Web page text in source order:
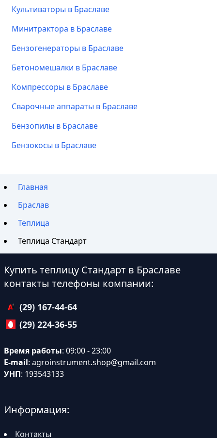
Культиваторы в Браславе
Минитрактора в Браславе
Бензогенераторы в Браславе
Бетономешалки в Браславе
Компрессоры в Браславе
Сварочные аппараты в Браславе
Бензопилы в Браславе
Бензокосы в Браславе
Главная
Браслав
Теплица
Теплица Стандарт
Купить теплицу Стандарт в Браславе
контакты телефоны компании:
(29) 167-44-64
(29) 224-36-55
Время работы: 09:00 - 23:00
E-mail: agroinstrument.shop@gmail.com
УНП: 193543133
Информация:
Контакты